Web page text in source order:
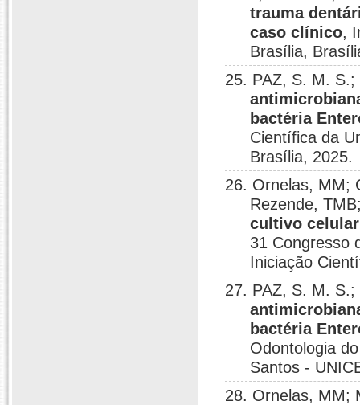
trauma
caso clínico,
Brasília,
25. PAZ, S. M.
bactéria
Científica da
Brasília, 2025.
26. Ornelas, MM;
Rezende,
cultivo
31 Congresso
Iniciação
27. PAZ, S. M.
bactéria
Odontologia
Santos -
28. Ornelas, MM;